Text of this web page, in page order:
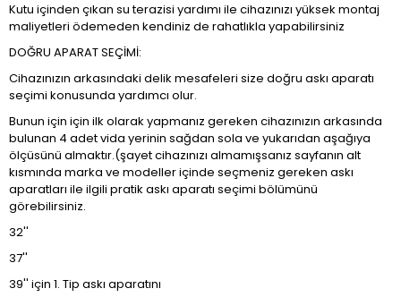
Kutu içinden çıkan su terazisi yardımı ile cihazınızı yüksek montaj
maliyetleri ödemeden kendiniz de rahatlıkla yapabilirsiniz
DOĞRU APARAT SEÇİMİ:
Cihazınızın arkasındaki delik mesafeleri size doğru askı aparatı
seçimi konusunda yardımcı olur.
Bunun için için ilk olarak yapmanız gereken cihazınızın arkasında
bulunan 4 adet vida yerinin sağdan sola ve yukarıdan aşağıya
ölçüsünü almaktır.(şayet cihazınızı almamışsanız sayfanın alt
kısmında marka ve modeller içinde seçmeniz gereken askı
aparatları ile ilgili pratik askı aparatı seçimi bölümünü
görebilirsiniz.
32''
37''
39'' için 1. Tip askı aparatını